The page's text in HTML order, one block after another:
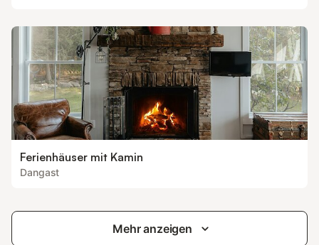
Ferienhäuser mit Kamin
Dangast
Mehr anzeigen